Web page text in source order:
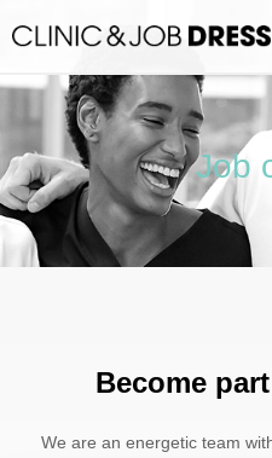
Job
Become
We are an energetic team